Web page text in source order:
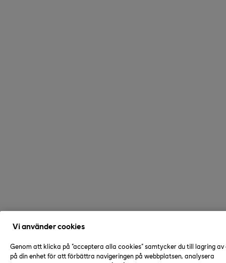
Vi använder cookies
Genom att klicka på "acceptera alla cookies" samtycker du till lagring av
på din enhet för att förbättra navigeringen på webbplatsen, analysera